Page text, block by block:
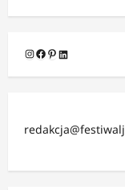
Instagram
Facebook
Pinterest
LinkedIn